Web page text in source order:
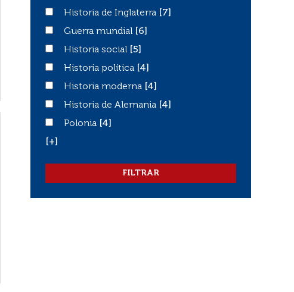
Historia de Inglaterra
Historia de Inglaterra
[7]
Guerra mundial
Guerra mundial
[6]
Historia social
Historia social
[5]
Historia política
Historia política
[4]
Historia moderna
Historia moderna
[4]
Historia de Alemania
Historia de Alemania
[4]
PoloniaPolonia
[4]
[+]